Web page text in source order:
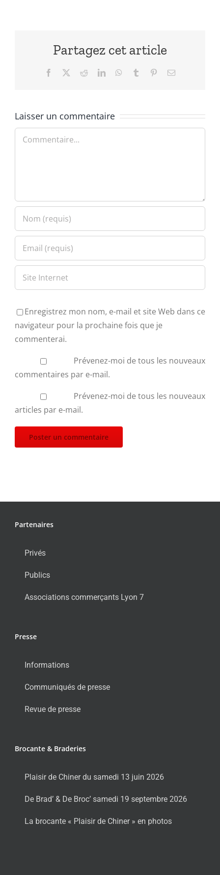
Partagez cet article
Facebook RedditLinkedInWhatsApp
Tumblr PinterestEmail
Laisser un commentaire
Commentaire
Enregistrez mon nom, e-mail et site Web dans ce
navigateur pour la prochaine fois que je
commenterai.
Prévenez-moi de tous les nouveaux
commentaires par e-mail.
Prévenez-moi de tous les nouveaux
articles par e-mail.
Partenaires
Privés
Publics
Associations commerçants Lyon 7
Presse
Informations
Communiqués de presse
Revue de presse
Brocante & Braderies
Plaisir de Chiner du samedi 13 juin 2026
De Brad’ & De Broc’ samedi 19 septembre 2026
La brocante « Plaisir de Chiner » en photos